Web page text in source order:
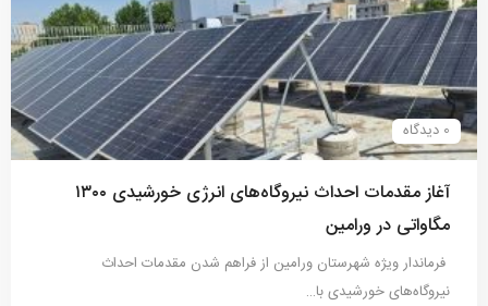
0 دیدگاه
آغاز مقدمات احداث نیروگاه‌های انرژی خورشیدی ۱۳۰۰
مگاواتی در ورامین
فرماندار ویژه شهرستان ورامین از فراهم شدن مقدمات احداث
نیروگاه‌های خورشیدی با…